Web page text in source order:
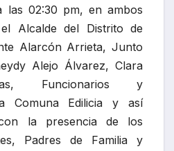
las 02:30 pm, en ambos
Alcalde del Distrito de
Alarcón Arrieta, Junto
Alejo Álvarez, Clara
Funcionarios y
Comuna Edilicia y así
la presencia de los
Padres de Familia y